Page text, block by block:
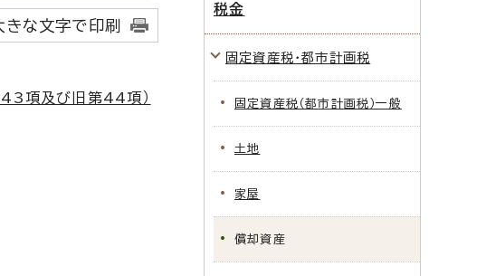
きな文字で印刷
43項及び旧第44項）
税金
固定資産税・都市計画税
固定資産税（都市計画税）一般
土地
家屋
償却資産